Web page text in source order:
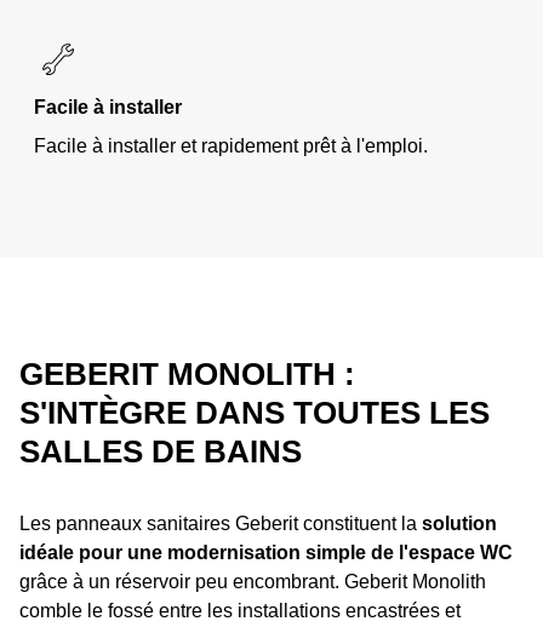
Facile à installer
Facile à installer et rapidement prêt à l'emploi.
GEBERIT MONOLITH :
S'INTÈGRE DANS TOUTES LES
SALLES DE BAINS
Les panneaux sanitaires Geberit constituent la solution
idéale pour une modernisation simple de l'espace WC
grâce à un réservoir peu encombrant. Geberit Monolith
comble le fossé entre les installations encastrées et